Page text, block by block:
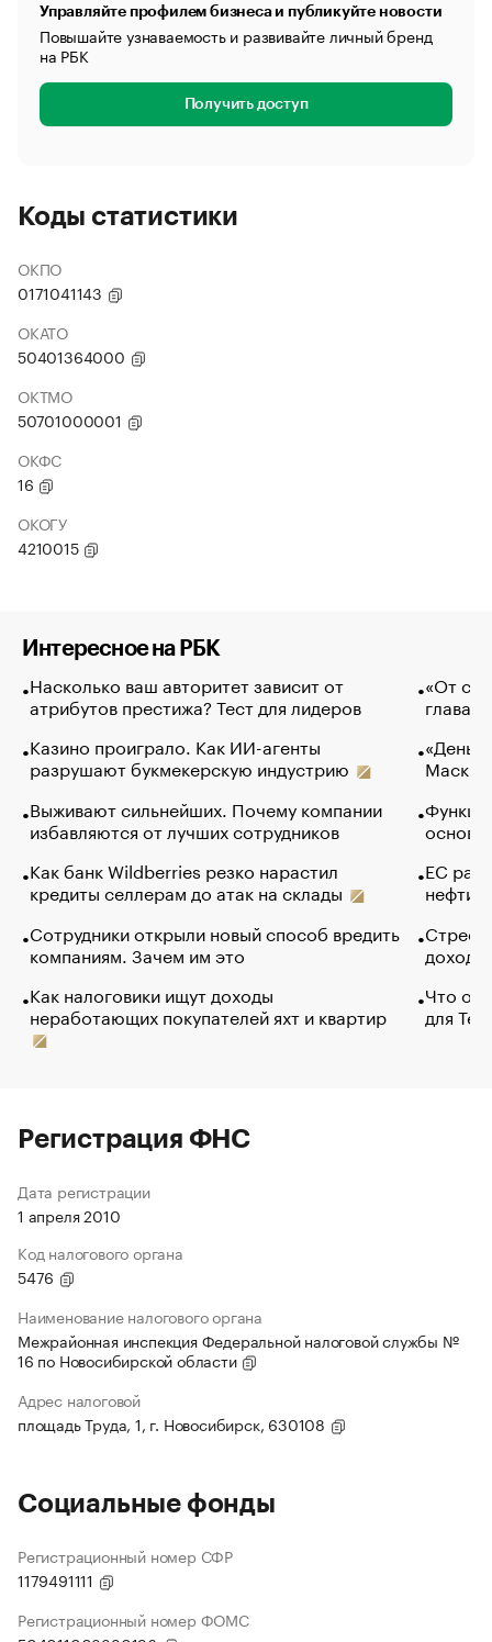
Управляйте профилем бизнеса и публикуйте новости
Повышайте узнаваемость и развивайте личный бренд
на РБК
Получить доступ
Коды статистики
ОКПО
0171041143
ОКАТО
50401364000
ОКТМО
50701000001
ОКФС
16
ОКОГУ
4210015
Интересное на РБК
Насколько ваш авторитет зависит от
атрибутов престижа? Тест для лидеров
Казино проиграло. Как ИИ-агенты
разрушают букмекерскую индустрию
Выживают сильнейших. Почему компании
избавляются от лучших сотрудников
Как банк Wildberries резко нарастил
кредиты селлерам до атак на склады
Сотрудники открыли новый способ вредить
компаниям. Зачем им это
Как налоговики ищут доходы
неработающих покупателей яхт и квартир
«От
глава
Маск в
основ
ЕС
нефти
Что
для
Регистрация ФНС
Дата регистрации
1 апреля 2010
Код налогового органа
5476
Наименование налогового органа
Межрайонная инспекция Федеральной налоговой службы №
16 по Новосибирской области
Адрес налоговой
площадь Труда, 1, г. Новосибирск, 630108
Социальные фонды
Регистрационный номер СФР
1179491111
Регистрационный номер ФОМС